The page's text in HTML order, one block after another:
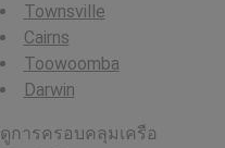
Townsville
Cairns
Toowoomba
Darwin
ดูการครอบคลุมเครือ